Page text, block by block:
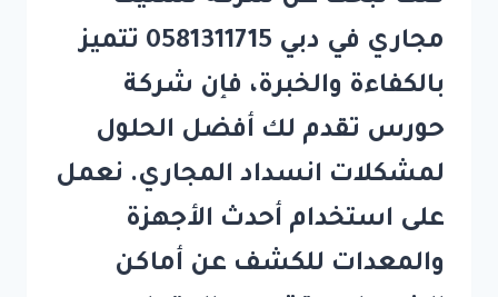
مجاري في دبي 0581311715 تتميز
بالكفاءة والخبرة، فإن شركة
حورس تقدم لك أفضل الحلول
لمشكلات انسداد المجاري. نعمل
على استخدام أحدث الأجهزة
والمعدات للكشف عن أماكن